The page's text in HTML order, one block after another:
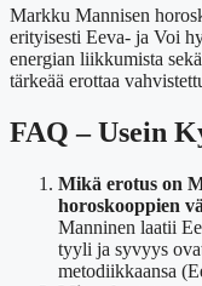
Markku Mannisen
erityisesti Eeva- ja Voi
energian liikkumista
tärkeää erottaa
FAQ – Usein
Mikä erotus on
horoskooppien
Manninen laatii
tyyli ja syvyys
metodiikkaansa